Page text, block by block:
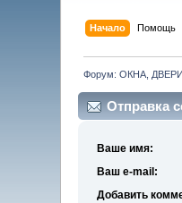
Начало Помощь
Форум: ОКНА,
Отправка
Ваше имя:
Ваш e-mail:
Добавить